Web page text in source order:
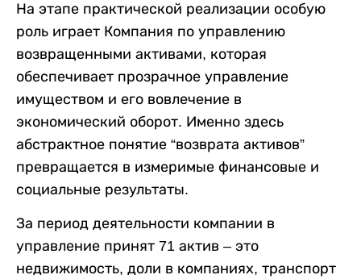
На этапе практической реализации особую
роль играет Компания по управлению
возвращенными активами, которая
обеспечивает прозрачное управление
имуществом и его вовлечение в
экономический оборот. Именно здесь
абстрактное понятие “возврата активов”
превращается в измеримые финансовые и
социальные результаты.
За период деятельности компании в
управление принят 71 актив – это
недвижимость, доли в компаниях, транспорт